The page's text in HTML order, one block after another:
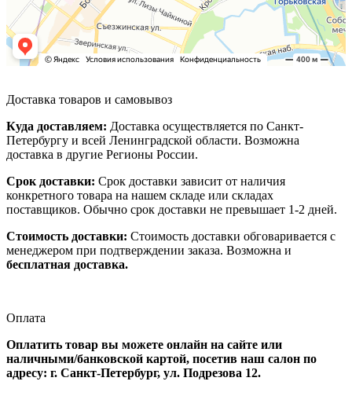
Доставка товаров и самовывоз
Куда доставляем: Доставка осуществляется по Санкт-
Петербургу и всей Ленинградской области. Возможна
доставка в другие Регионы России.
Срок доставки: Срок доставки зависит от наличия
конкретного товара на нашем складе или складах
поставщиков. Обычно срок доставки не превышает 1-2 дней.
Стоимость доставки: Стоимость доставки обговаривается с
менеджером при подтверждении заказа. Возможна и
бесплатная доставка.
Оплата
Оплатить товар вы можете онлайн на сайте или
наличными/банковской картой, посетив наш салон по
адресу: г. Санкт-Петербург, ул. Подрезова 12.